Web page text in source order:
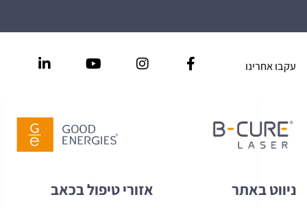
עקבו אחרינו
ניווט באתר אזורי טיפול בכאב